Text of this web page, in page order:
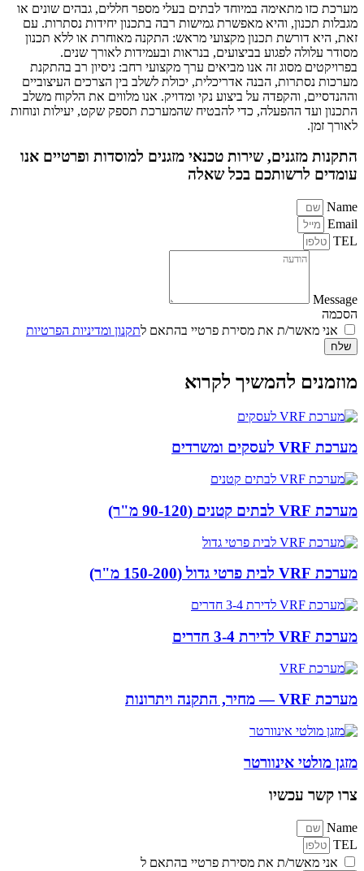
מערכת כזו מתאימה במיוחד לבתים בעלי מספר חללים, גבהים שונים או
מגבלות תכנון, והיא מאפשרת גמישות רבה בתכנון יחידות נסתרות. עם
זאת, היא דורשת תכנון מקצועי מראש: התקנה מאוחרת או ללא תכנון
מסודר עלולה לפגוע בביצועים, בנראות ובעמידות לאורך שנים.
בפרויקטים מסוג זה אנו מביאים ערך מקצועי רחב: ניסיון רב בהתקנת
מערכות נסתרות, הבנה אדריכלית, יכולת לשלב בין הצרכים העיצוביים
וההנדסיים, והקפדה על ביצוע נקי ומדויק. אנו מלווים את הלקוח משלב
התכנון ועד ההפעלה, כדי להבטיח שהמערכת תספק שקט, יעילות ונוחות
לאורך זמן.
התקנות מזגנים, שירות טכנאי מזגנים למוסדות ופרטיים אנו
עומדים לרשותכם בכל שאלה
Name
Email
TEL
Message
הסכמה
אני מאשר/ת את מסירת פרטיי בהתאם לתקנון ומדיניות הפרטיות
שלח
מוזמנים להמשיך לקרוא
מערכת VRF לעסקים ומשרדים
מערכת VRF לבתים קטנים (90-120 מ"ר)
מערכת VRF לבית פרטי גדול (150-200 מ"ר)
מערכת VRF לדירת 3-4 חדרים
מערכת VRF — מחיר, התקנה ויתרונות
מזגן מולטי אינוורטר
צרו קשר עכשיו
Name
TEL
אני מאשר/ת את מסירת פרטיי בהתאם ל